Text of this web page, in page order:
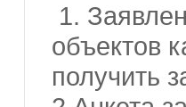
1.
объектов